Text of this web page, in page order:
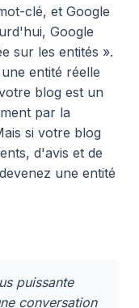
clé, et Google
Google
sur les entités ».
entité réelle
blog est un
par la
si votre blog
d'avis et de
une entité
puissante
conversation